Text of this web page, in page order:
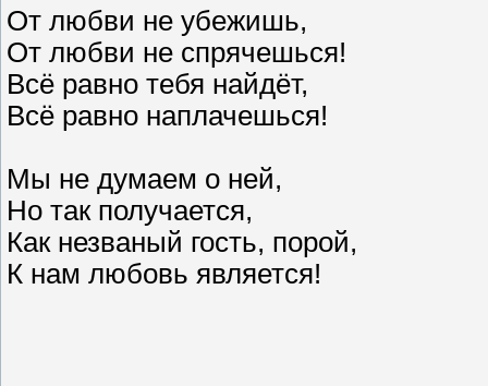
От любви не убежишь,
От любви не спрячешься!
Всё равно тебя найдёт,
Всё равно наплачешься!
Мы не думаем о ней,
Но так получается,
Как незваный гость, порой,
К нам любовь является!